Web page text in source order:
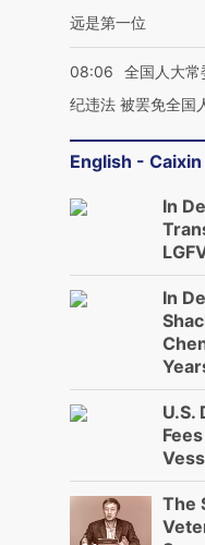
远是第一位
08:06
全国人大常
纪违法 被罢免全国
English -
In
In
U.S.
The